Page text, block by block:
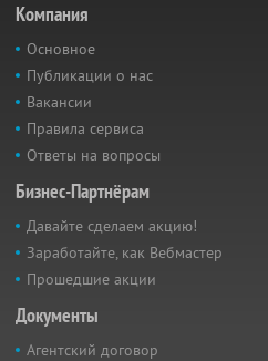
Компания
Основное
Публикации о нас
Вакансии
Правила сервиса
Ответы на вопросы
Бизнес-Партнёрам
Давайте сделаем акцию!
Заработайте, как Вебмастер
Прошедшие акции
Документы
Агентский договор